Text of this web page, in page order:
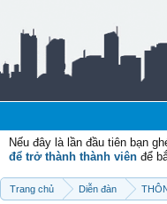
Nếu đây là lần đầu tiên bạn
để trở thành thành viên để
Trang chủ Diễn đàn